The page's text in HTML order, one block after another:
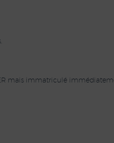
mais immatriculé